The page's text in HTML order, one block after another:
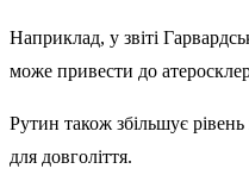
Наприклад, у звіті
може привести до
Рутин також збільшує
для довголіття.